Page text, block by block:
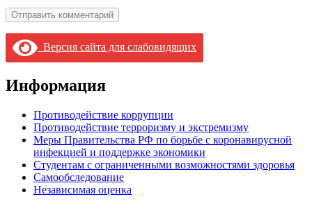
Версия сайта для слабовидящих
Информация
Противодействие коррупции
Противодействие терроризму и экстремизму
Меры Правительства РФ по борьбе с коронавирусной
инфекцией и поддержке экономики
Студентам с ограниченными возможностями здоровья
Самообследование
Независимая оценка